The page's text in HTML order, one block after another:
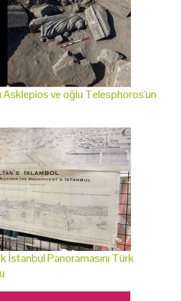
Asklepios ve oğlu Telesphoros'un
İstanbul Panoramasını Türk